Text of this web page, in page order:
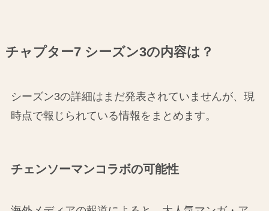
チャプター7 シーズン3の内容は？
シーズン3の詳細はまだ発表されていませんが、現
時点で報じられている情報をまとめます。
チェンソーマンコラボの可能性